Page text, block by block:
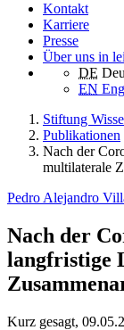
Kontakt
Karriere
Presse
Über uns in
DE
EN
Stiftung
Publikationen
Nach der
multilaterale
Pedro Alejandro
Nach der
langfristige
Kurz gesagt,